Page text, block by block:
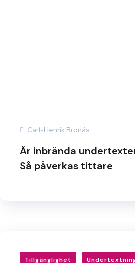
Carl-Henrik Bronäs
Är inbrända
Så påverkas tittare
Tillgänglighet